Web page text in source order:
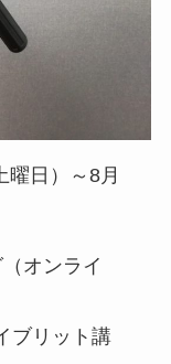
日）～8月
オンライ
ブリット講